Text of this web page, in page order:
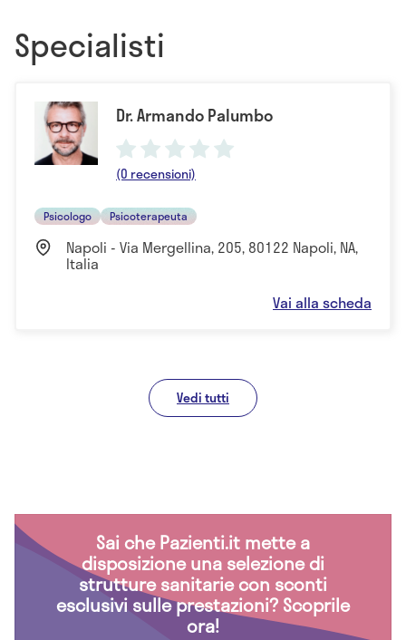
Specialisti
Dr. Armando Palumbo
(0 recensioni)
Psicologo Psicoterapeuta
Napoli - Via Mergellina, 205, 80122 Napoli, NA,
Italia
Vai alla scheda
Vedi tutti
Sai che Pazienti.it mette a
disposizione una selezione di
strutture sanitarie con sconti
esclusivi sulle prestazioni? Scoprile
ora!